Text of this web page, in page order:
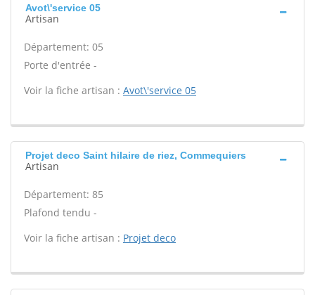
Avot\'service 05
Artisan
Département: 05
Porte d'entrée -
Voir la fiche artisan : Avot\'service 05
Projet deco Saint hilaire de riez, Commequiers
Artisan
Département: 85
Plafond tendu -
Voir la fiche artisan : Projet deco